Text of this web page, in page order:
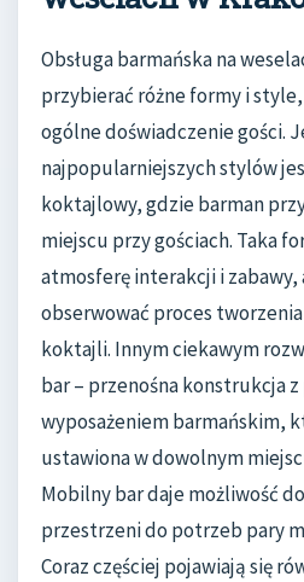
Obsługa barmańska na
przybierać różne formy i
ogólne doświadczenie gości.
najpopularniejszych stylów
koktajlowy, gdzie barman
miejscu przy gościach. Taka
atmosferę interakcji i zabawy,
obserwować proces
koktajli. Innym ciekawym
bar – przenośna konstrukcja z
wyposażeniem barmańskim,
ustawiona w dowolnym
Mobilny bar daje możliwość
przestrzeni do potrzeb pary
Coraz częściej pojawiają się